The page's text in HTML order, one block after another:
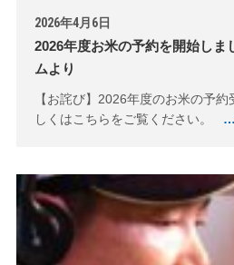
2026年4月6日
2026年度お米の予約を開始しま
ムより
【お詫び】2026年度のお米の予
しくはこちらをご覧ください。 …